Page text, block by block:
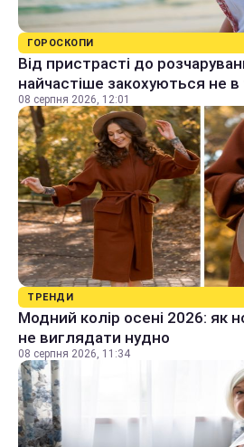
ГОРОСКОПИ
Від пристрасті до
найчастіше закохуються не в
08 серпня 2026, 12:01
ТРЕНДИ
Модний колір осені 2026: як
не виглядати нудно
08 серпня 2026, 11:34